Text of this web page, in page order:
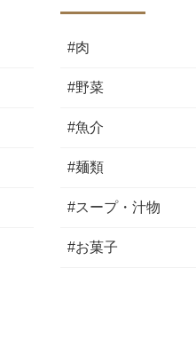
#肉
#野菜
#魚介
#麺類
#スープ・汁物
#お菓子